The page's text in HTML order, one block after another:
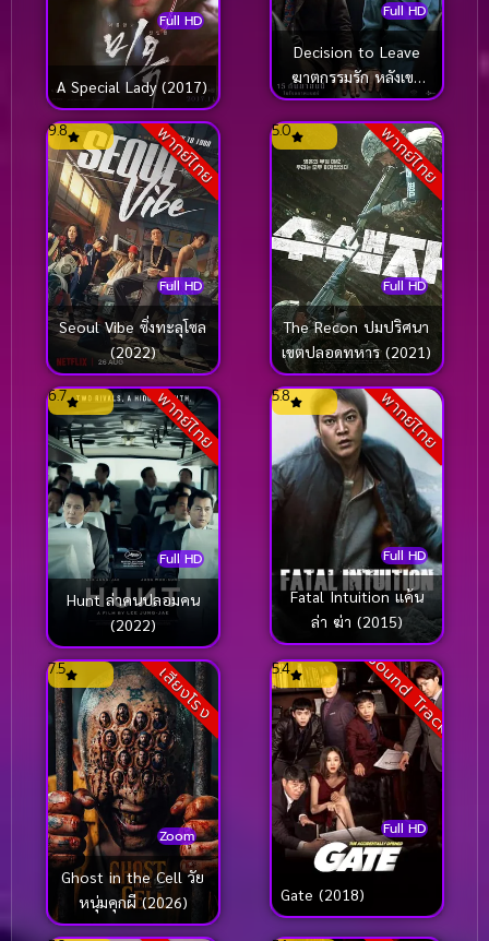
Full HD
A Special Lady (2017)
Full HD
Decision to Leave
ฆาตกรรมรัก หลังเขา
(2022)
พากย์ไทย
Full HD
9.8
Seoul Vibe ซิ่งทะลุโซล
(2022)
พากย์ไทย
Full HD
5.0
The Recon ปมปริศนา
เขตปลอดทหาร (2021)
พากย์ไทย
Full HD
6.7
Hunt ล่าคนปลอมคน
(2022)
พากย์ไทย
Full HD
5.8
Fatal Intuition แค้น
ล่า ฆ่า (2015)
เสียงโรง
Zoom
7.5
Ghost in the Cell วัย
หนุ่มคุกผี (2026)
Sound Track
Full HD
5.4
Gate (2018)